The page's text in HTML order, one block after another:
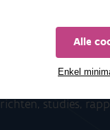
Alle
Enkel
studies,